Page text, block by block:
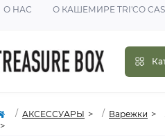
О НАС О КАШЕМИРЕ TRI'CO
АКСЕССУАРЫ Варежки